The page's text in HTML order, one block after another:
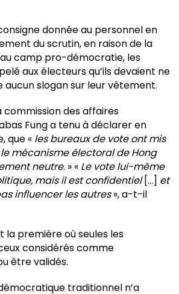
donnée au personnel en
du scrutin, en raison de la
camp pro-démocratie, les
aux électeurs qu’ils devaient ne
slogan sur leur vêtement.
commission des affaires
Fung a tenu à déclarer en
que « les bureaux de vote ont mis
mécanisme électoral de Hong
neutre. » « Le vote lui-même
mais il est confidentiel[…] et
influencer les autres», a-t-il
première où seules les
considérés comme
être validés.
traditionnel n’a